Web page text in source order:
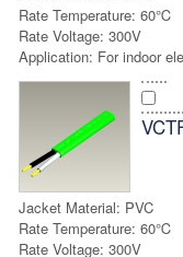
Rate Temperature: 60℃
Rate Voltage: 300V
Application: For indoor
Jacket Material: PVC
Rate Temperature: 60℃
Rate Voltage: 300V